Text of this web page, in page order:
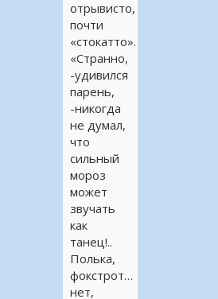
отрывисто,
почти
«стокатто».
«Странно,
-удивился
парень,
-никогда
не думал,
что
сильный
мороз
может
звучать
как
танец!..
Полька,
фокстрот…
нет,